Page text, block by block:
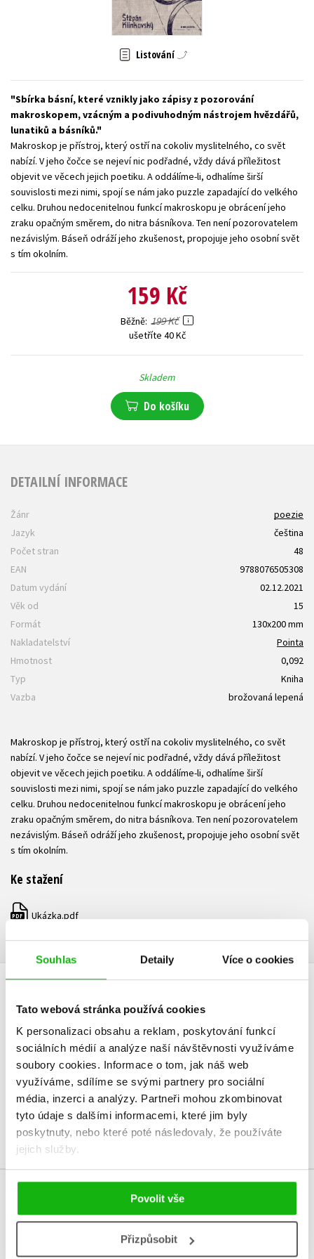
Souhlas Detaily Více o cookies
Tato webová stránka používá cookies
K personalizaci obsahu a reklam, poskytování funkcí
sociálních médií a analýze naší návštěvnosti využíváme
soubory cookies. Informace o tom, jak náš web
využíváme, sdílíme se svými partnery pro sociální
média, inzerci a analýzy. Partneři mohou zkombinovat
tyto údaje s dalšími informacemi, které jim byly
poskytnuty, nebo které poté následovaly, že používáte
jejich služby.
Povolit vše
Přizpůsobit
Zahraniční literatura
Všechny tituly
Listování
Sbírka básní, které vznikly jako zápisy z pozorování
makroskopem, vzácným a podivuhodným nástrojem hvězdářů,
lunatiků a básníků.
Makroskop je přístroj, který ostří na cokoliv myslitelného, co svět
nabízí. V jeho čočce se nejeví nic podřadné, vždy dává příležitost
objevit ve věcech jejich poetiku. A oddálíme-li, odhalíme širší
souvislosti mezi nimi, spojí se nám jako puzzle zapadající do velkého
celku. Druhou nedocenitelnou funkcí makroskopu je obrácení jeho
zraku opačným směrem, do nitra básníkova. Ten není pozorovatelem
nezávislým. Báseň odráží jeho zkušenost, propojuje jeho osobní svět
s tím okolním.
159 Kč
Běžně 199 Kč
ušetříte 40 Kč
Skladem
Do košíku
DETAILNÍ INFORMACE
Žánr
poezie
Jazyk
čeština
Počet stran
48
EAN
9788076505308
Datum vydání
02.12.2021
Věk od
15
Formát
130x200 mm
Nakladatelství
Pointa
Hmotnost
0,092
Typ
Kniha
Vazba
brožovaná lepená
Makroskop je přístroj, který ostří na cokoliv myslitelného, co svět
nabízí. V jeho čočce se nejeví nic podřadné, vždy dává příležitost
objevit ve věcech jejich poetiku. A oddálíme-li, odhalíme širší
souvislosti mezi nimi, spojí se nám jako puzzle zapadající do velkého
celku. Druhou nedocenitelnou funkcí makroskopu je obrácení jeho
zraku opačným směrem, do nitra básníkova. Ten není pozorovatelem
nezávislým. Báseň odráží jeho zkušenost, propojuje jeho osobní svět
s tím okolním.
Ke stažení
PDF Ukázka.pdf
HODNOCENÍ ČTENÁŘŮ
V současné době nejsou vytvořena žádná uživatelská hodnocení.
Vaše hodnocení
Uživatelskou recenzi mohou vkládat pouze registrovaní uživatelé
Přihlásit
MOHLO BY VÁS TAKÉ ZAJÍMAT